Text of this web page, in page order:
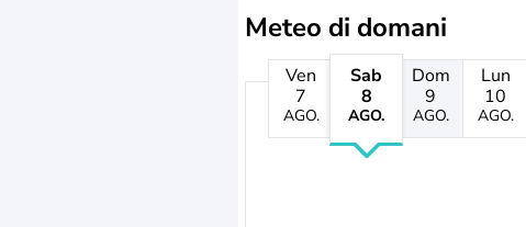
Meteo di domani
Ven
7
AGO.
Sab
8
AGO.
Dom
9
AGO.
Lun
10
AGO.